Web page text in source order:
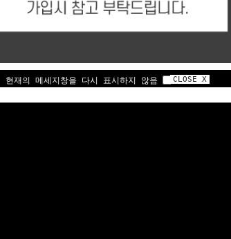
현재의 메세지창을 다시 표시하지 않음 CLOSE X